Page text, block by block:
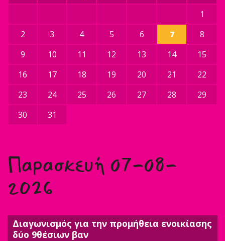
1
2
3 4 5 6 7
8
9
10 11 12 13 14
15
16
17 18 19 20 21
22
23
24 25 26 27 28
29
30
31
Παρασκευή 07-08-
2026
Διαγωνισμός για την προμήθεια ενοικίασης
δύο 9θέσιων βαν